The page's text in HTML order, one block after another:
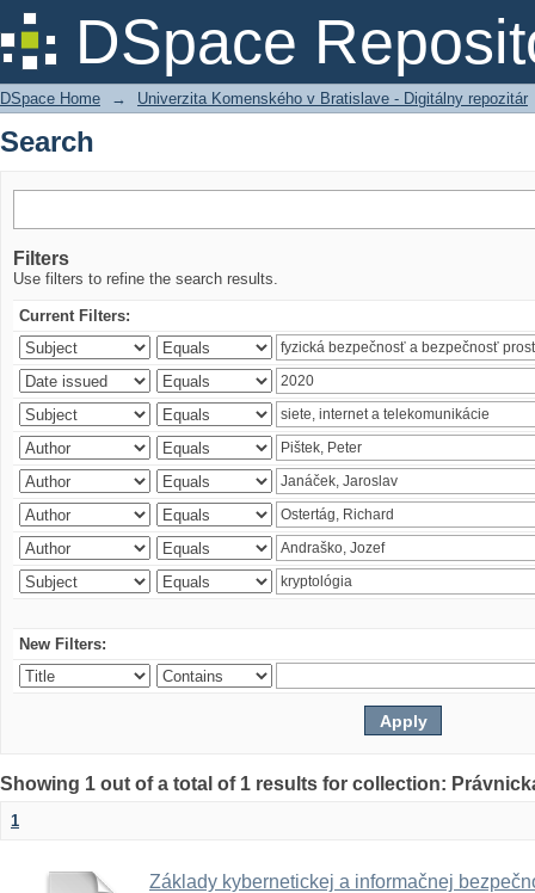
DSpace
Search
DSpace Home → Univerzita Komenského v Bratislave - Digitálny repozitár
Search
Filters
Use filters to refine the search results.
Current Filters:
New Filters:
Showing 1 out of a total of 1 results for collection:
1
Základy kybernetickej a informačnej